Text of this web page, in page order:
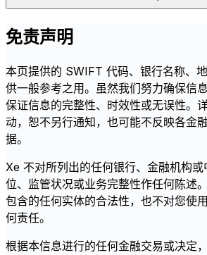
免责声明
本页提供的 SWIFT 代码、银行名称、
供一般参考之用。虽然我们努力确保信
保证信息的完整性、时效性或无误性。
动，恕不另行通知，也可能不反映各金
据。
Xe 不对所列出的任何银行、金融机构
位、监管状况或业务完整性作任何陈述
包含的任何实体的合法性，也不对您使
何责任。
根据本信息进行的任何金融交易或决定